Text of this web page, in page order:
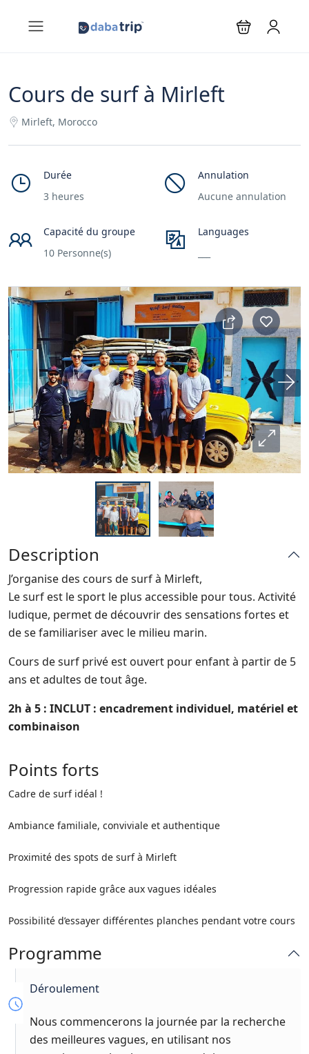
Cours de surf à Mirleft
Mirleft, Morocco
Durée
3 heures
Annulation
Aucune annulation
Capacité du groupe
10 Personne(s)
Languages
Description
J’organise des cours de surf à Mirleft,
Le surf est le sport le plus accessible pour tous. Activité
ludique, permet de découvrir des sensations fortes et
de se familiariser avec le milieu marin.
Cours de surf privé est ouvert pour enfant à partir de 5
ans et adultes de tout âge.
2h à 5 : INCLUT : encadrement individuel, matériel et
combinaison
Points forts
Cadre de surf idéal !
Ambiance familiale, conviviale et authentique
Proximité des spots de surf à Mirleft
Progression rapide grâce aux vagues idéales
Possibilité d’essayer différentes planches pendant votre cours
Programme
Déroulement
Nous commencerons la journée par la recherche
des meilleures vagues, en utilisant nos